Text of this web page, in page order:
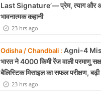
Last Signature’— प्रेम, त्याग और
भावनात्मक कहानी
23 hrs ago
Odisha / Chandbali : Agni-4
भारत ने 4000 किमी रेंज वाली परमाणु
बैलिस्टिक मिसाइल का सफल परीक्षण,
23 hrs ago